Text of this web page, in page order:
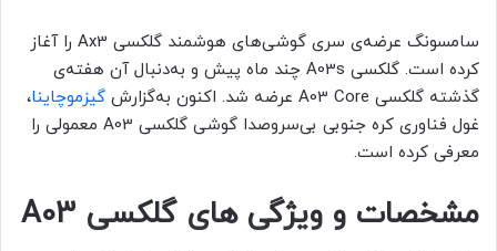
سامسونگ عرضه‌ی سری گوشی‌های هوشمند گلکسی Ax3 را آغاز
کرده است. گلکسی A03s چند ماه پیش و به‌دنبال آن‌ هفته‌ی
گذشته گلکسی A03 Core عرضه شد. اکنون به‌گزارش
گیزموچاینا،
غول فناوری کره جنوبی بی‌سروصدا گوشی گلکسی A03 معمولی را
معرفی کرده است.
مشخصات و ویژگی های گلکسی A03